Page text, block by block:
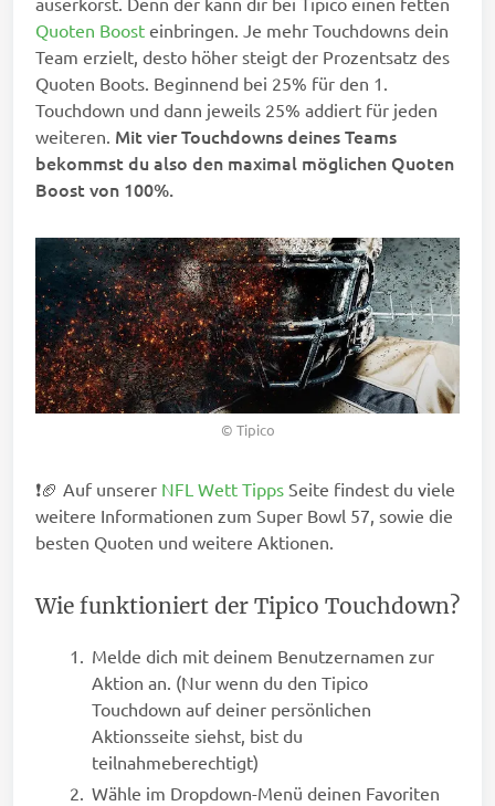
Quoten Boost einbringen. Je mehr Touchdowns dein
Team erzielt, desto höher steigt der Prozentsatz des
Quoten Boots. Beginnend bei 25% für den 1.
Touchdown und dann jeweils 25% addiert für jeden
weiteren. Mit vier Touchdowns deines Teams
bekommst du also den maximal möglichen Quoten
Boost von 100%.
© Tipico
❗🏈 Auf unserer NFL Wett Tipps Seite findest du viele
weitere Informationen zum Super Bowl 57, sowie die
besten Quoten und weitere Aktionen.
Wie funktioniert der Tipico Touchdown?
Melde dich mit deinem Benutzernamen zur
Aktion an. (Nur wenn du den Tipico
Touchdown auf deiner persönlichen
Aktionsseite siehst, bist du
teilnahmeberechtigt)
Wähle im Dropdown-Menü deinen Favoriten